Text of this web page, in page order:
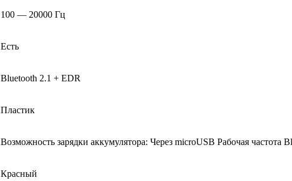
100 — 20000 Гц
Есть
Bluetooth 2.1 + EDR
Пластик
Возможность зарядки аккумулятора: Через microUSB Рабочая
Красный